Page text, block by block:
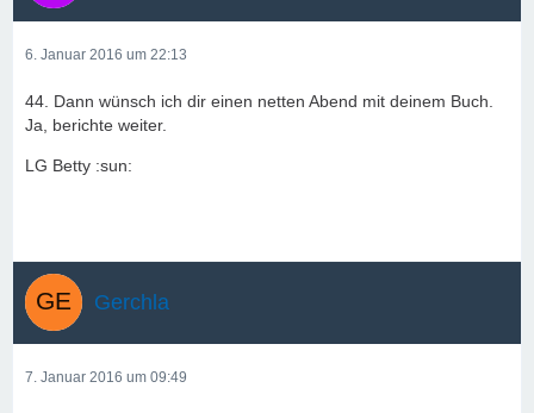
6. Januar 2016 um 22:13
44. Dann wünsch ich dir einen netten Abend mit deinem Buch.
Ja, berichte weiter.
LG Betty :sun:
Gerchla
7. Januar 2016 um 09:49